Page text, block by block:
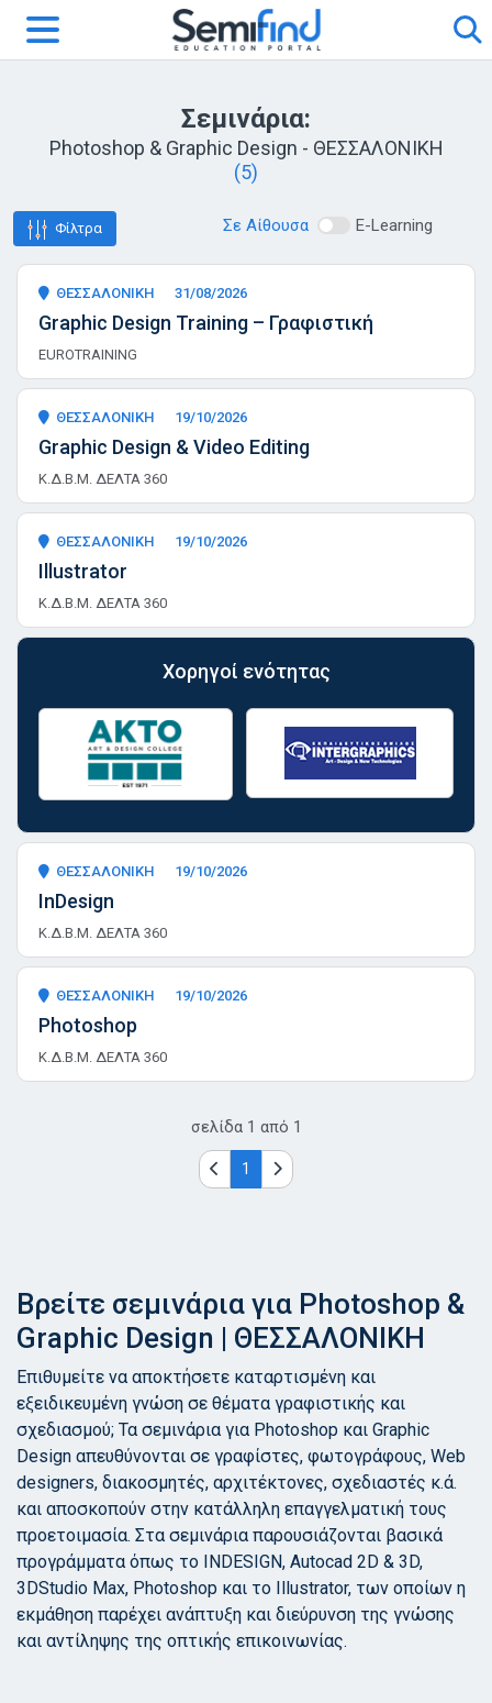
Σεμινάρια:
Photoshop & Graphic Design - ΘΕΣΣΑΛΟΝΙΚΗ
(5)
Φίλτρα Σε Αίθουσα E-Learning
ΘΕΣΣΑΛΟΝΙΚΗ 31/08/2026
Graphic Design Training – Γραφιστική
EUROTRAINING
ΘΕΣΣΑΛΟΝΙΚΗ 19/10/2026
Graphic Design & Video Editing
Κ.Δ.Β.Μ. ΔΕΛΤΑ 360
ΘΕΣΣΑΛΟΝΙΚΗ 19/10/2026
Illustrator
Κ.Δ.Β.Μ. ΔΕΛΤΑ 360
Χορηγοί ενότητας
ΘΕΣΣΑΛΟΝΙΚΗ 19/10/2026
InDesign
Κ.Δ.Β.Μ. ΔΕΛΤΑ 360
ΘΕΣΣΑΛΟΝΙΚΗ 19/10/2026
Photoshop
Κ.Δ.Β.Μ. ΔΕΛΤΑ 360
σελίδα 1 από 1
1
Βρείτε σεμινάρια για Photoshop &
Graphic Design | ΘΕΣΣΑΛΟΝΙΚΗ
Επιθυμείτε να αποκτήσετε καταρτισμένη και
εξειδικευμένη γνώση σε θέματα γραφιστικής και
σχεδιασμού; Τα σεμινάρια για Photoshop και Graphic
Design απευθύνονται σε γραφίστες, φωτογράφους, Web
designers, διακοσμητές, αρχιτέκτονες, σχεδιαστές κ.ά.
και αποσκοπούν στην κατάλληλη επαγγελματική τους
προετοιμασία. Στα σεμινάρια παρουσιάζονται βασικά
προγράμματα όπως το INDESIGN, Autocad 2D & 3D,
3DStudio Max, Photoshop και το Illustrator, των οποίων η
εκμάθηση παρέχει ανάπτυξη και διεύρυνση της γνώσης
και αντίληψης της οπτικής επικοινωνίας.